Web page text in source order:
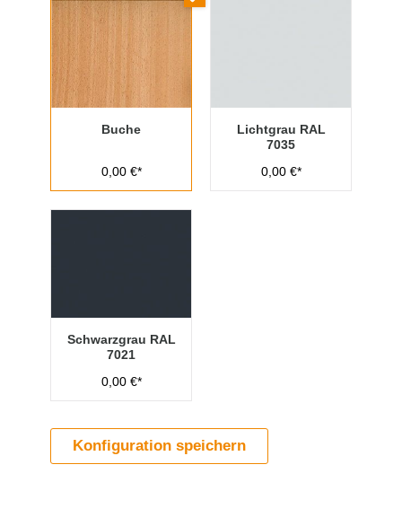
Buche
0,00 €*
Lichtgrau RAL
7035
0,00 €*
Schwarzgrau RAL
7021
0,00 €*
Konfiguration speichern